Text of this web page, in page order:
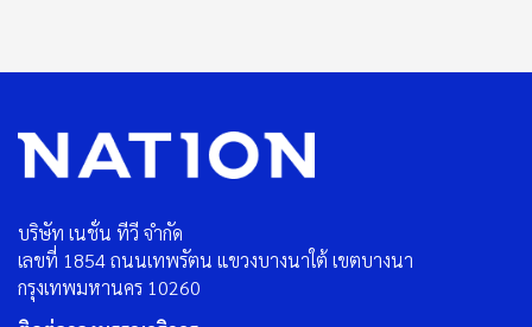
บริษัท เนชั่น ทีวี จำกัด
เลขที่ 1854 ถนนเทพรัตน แขวงบางนาใต้ เขตบางนา
กรุงเทพมหานคร 10260